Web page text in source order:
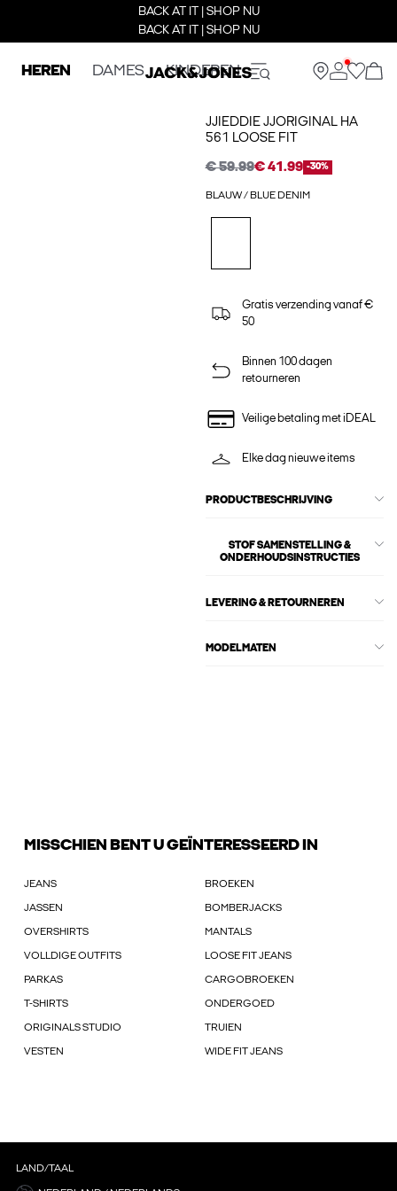
BACK AT IT | SHOP NU
BACK AT IT | SHOP NU
HEREN DAMES KINDEREN
JJIEDDIE JJORIGINAL HA
561 LOOSE FIT
€ 59.99€ 41.99 -30%
BLAUW / BLUE DENIM
Gratis verzending vanaf €
50
Binnen 100 dagen
retourneren
Veilige betaling met iDEAL
Elke dag nieuwe items
PRODUCTBESCHRIJVING
STOF SAMENSTELLING &
ONDERHOUDSINSTRUCTIES
LEVERING & RETOURNEREN
MODELMATEN
MISSCHIEN BENT U GEÏNTERESSEERD IN
JEANS BROEKEN
JASSEN BOMBERJACKS
OVERSHIRTS MANTALS
VOLLDIGE OUTFITS LOOSE FIT JEANS
PARKAS CARGOBROEKEN
T-SHIRTS ONDERGOED
ORIGINALS STUDIO TRUIEN
VESTEN WIDE FIT JEANS
LAND/TAAL